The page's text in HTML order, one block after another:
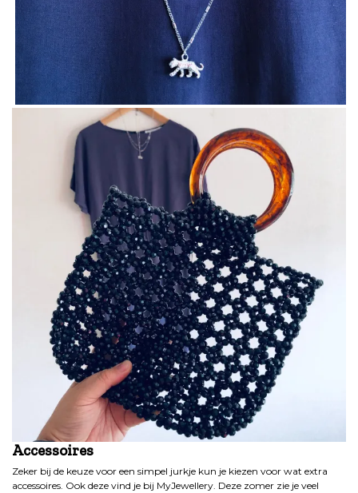
Accessoires
Zeker bij de keuze voor een simpel jurkje kun je kiezen voor wat extra
accessoires. Ook deze vind je bij MyJewellery. Deze zomer zie je veel